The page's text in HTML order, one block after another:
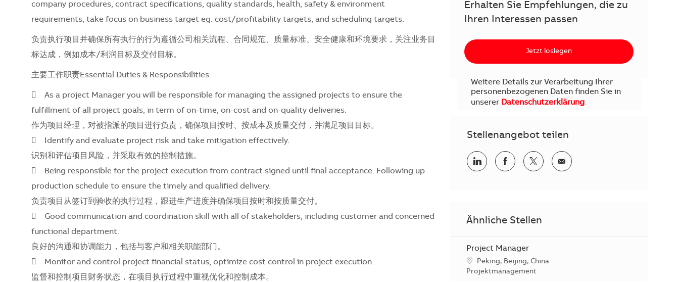
company procedures, contract specifications, quality standards, health, safety & environment
requirements, take focus on business target eg. cost/profitability targets, and scheduling targets.
负责执行项目并确保所有执行的行为遵循公司相关流程、合同规范、质量标准、安全健康和环境要求，关注业务目
标达成，例如成本/利润目标及交付目标。
主要工作职责Essential Duties & Responsibilities
 As a project Manager you will be responsible for managing the assigned projects to ensure the
fulfillment of all project goals, in term of on-time, on-cost and on-quality deliveries.
作为项目经理，对被指派的项目进行负责，确保项目按时、按成本及质量交付，并满足项目目标。
 Identify and evaluate project risk and take mitigation effectively.
识别和评估项目风险，并采取有效的控制措施。
 Being responsible for the project execution from contract signed until final acceptance. Following up
production schedule to ensure the timely and qualified delivery.
负责项目从签订到验收的执行过程，跟进生产进度并确保项目按时和按质量交付。
 Good communication and coordination skill with all of stakeholders, including customer and concerned
functional department.
良好的沟通和协调能力，包括与客户和相关职能部门。
 Monitor and control project financial status, optimize cost control in project execution.
监督和控制项目财务状态，在项目执行过程中重视优化和控制成本。
Erhalten Sie Empfehlungen, die zu
Ihren Interessen passen
Jetzt loslegen
Weitere Details zur Verarbeitung Ihrer
personenbezogenen Daten finden Sie in
unserer Datenschutzerklärung.
Stellenangebot teilen
Teilen via LinkedInTeilen via Facebook
Teilen via Twitter
Teilen via E-Mail
Ähnliche Stellen
Project Manager
Standort
Peking, Beijing, China
Kategorie
Projektmanagement